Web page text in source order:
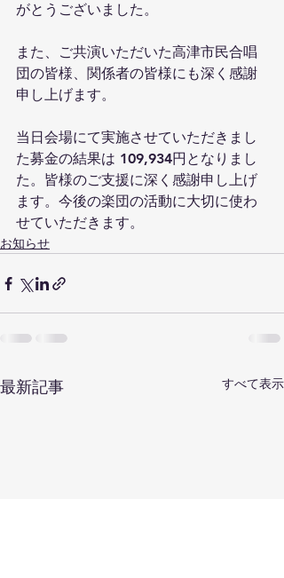
がとうございました。
また、ご共演いただいた高津市民合唱
団の皆様、関係者の皆様にも深く感謝
申し上げます。
当日会場にて実施させていただきまし
た募金の結果は 109,934円となりまし
た。皆様のご支援に深く感謝申し上げ
ます。今後の楽団の活動に大切に使わ
せていただきます。
お知らせ
最新記事 すべて表示